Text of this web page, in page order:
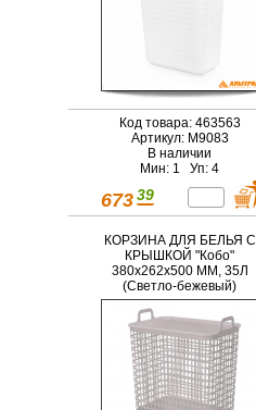
Код товара: 463563
Артикул: М9083
В наличии
Мин: 1 Уп: 4
673 39
КОРЗИНА ДЛЯ БЕЛЬЯ С
КРЫШКОЙ "Кобо"
380x262x500 ММ, 35Л
(Светло-бежевый)